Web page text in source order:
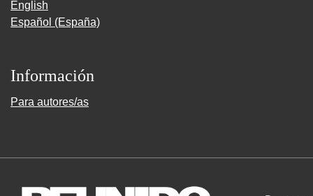
English
Español (España)
Información
Para autores/as